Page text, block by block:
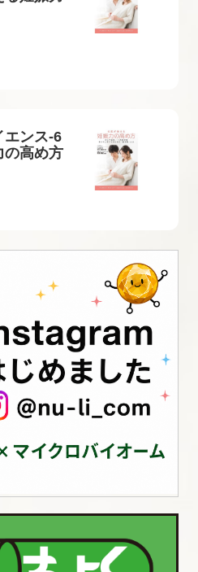
エンス-6
の高め方